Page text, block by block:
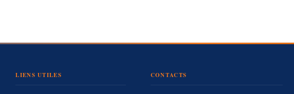
LIENS UTILES CONTACTS